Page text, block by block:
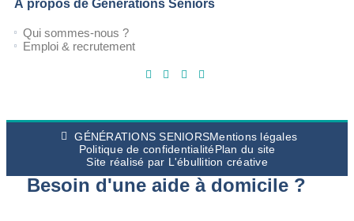
À propos de Générations Séniors
Qui sommes-nous ?
Emploi & recrutement
GÉNÉRATIONS SENIORSMentions légales
Politique de confidentialitéPlan du site
Site réalisé par L'ébullition créative
Besoin d'une aide à domicile ?